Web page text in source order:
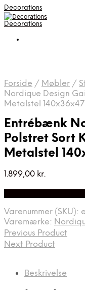
Decorations
Decorations
Forside / Møbler /
Nordique Design
Metalstel 140x36x47
Entrébænk
Polstret Sort
Metalstel
1.899,00 kr.
Varenummer (SKU):
Varemærke:
Previous Product
Next Product
Beskrivelse